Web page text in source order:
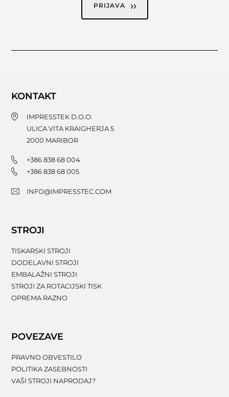
PRIJAVA
KONTAKT
IMPRESSTEK D.O.O.
ULICA VITA KRAIGHERJA 5
2000 MARIBOR
+386 838 68 004
+386 838 68 005
INFO@IMPRESSTEC.COM
STROJI
TISKARSKI STROJI
DODELAVNI STROJI
EMBALAŽNI STROJI
STROJI ZA ROTACIJSKI TISK
OPREMA RAZNO
POVEZAVE
PRAVNO OBVESTILO
POLITIKA ZASEBNOSTI
VAŠI STROJI NAPRODAJ?